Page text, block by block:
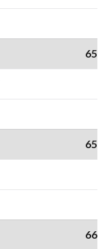
65
65
66